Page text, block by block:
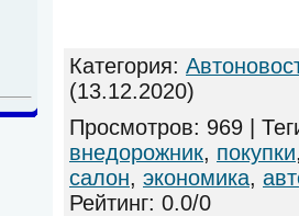
Категория:
(13.12.2020)
Просмотров: 969 |
внедорожник, покупки
салон, экономика,
Рейтинг: 0.0/0